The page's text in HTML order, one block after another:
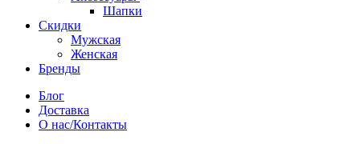
Шапки
Скидки
Мужская
Женская
Бренды
Блог
Доставка
О нас/Контакты